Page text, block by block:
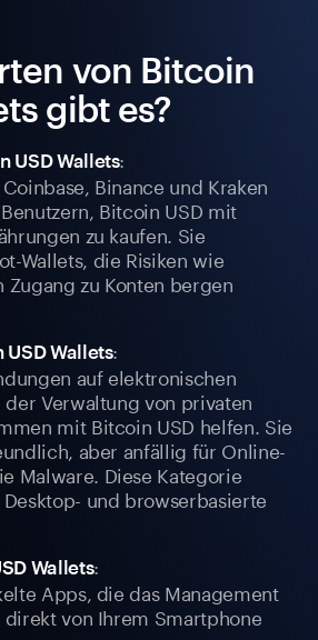
von Bitcoin
gibt es?
USD Wallets:
Binance und Kraken
Bitcoin USD mit
zu kaufen. Sie
Wallets, die Risiken wie
Zugang zu Konten bergen
Wallets:
auf elektronischen
Verwaltung von privaten
mit Bitcoin USD helfen. Sie
aber anfällig für Online-
Malware. Diese Kategorie
und browserbasierte
Wallets:
Apps, die das Management
von Ihrem Smartphone